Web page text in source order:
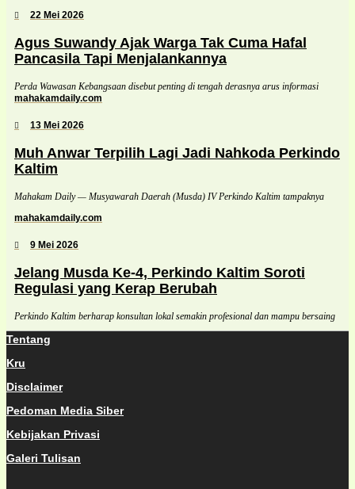
22 Mei 2026
Agus Suwandy Ajak Warga Tak Cuma Hafal
Pancasila Tapi Menjalankannya
Perda Wawasan Kebangsaan disebut penting di tengah derasnya arus informasi
mahakamdaily.com
13 Mei 2026
Muh Anwar Terpilih Lagi Jadi Nahkoda Perkindo
Kaltim
Mahakam Daily — Musyawarah Daerah (Musda) IV Perkindo Kaltim tampaknya
mahakamdaily.com
9 Mei 2026
Jelang Musda Ke-4, Perkindo Kaltim Soroti
Regulasi yang Kerap Berubah
Perkindo Kaltim berharap konsultan lokal semakin profesional dan mampu bersaing
Tentang
Kru
Disclaimer
Pedoman Media Siber
Kebijakan Privasi
Galeri Tulisan